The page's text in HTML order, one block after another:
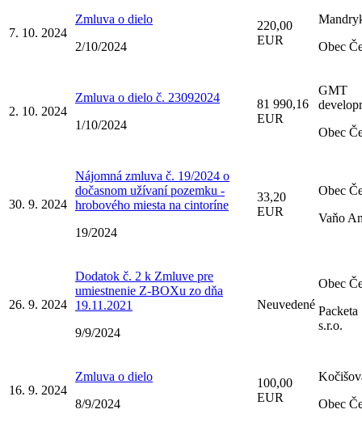
7. 10. 2024
Zmluva o dielo
2/10/2024
220,00
EUR
Obec
2. 10. 2024
Zmluva o dielo č. 23092024
1/10/2024
81 990,16
EUR
GMT
Obec
30. 9. 2024
Nájomná zmluva č. 19/2024 o
dočasnom užívaní pozemku -
hrobového miesta na cintoríne
19/2024
33,20
EUR
Obec
Vaňo
26. 9. 2024
Dodatok č. 2 k Zmluve pre
umiestnenie Z-BOXu zo dňa
19.11.2021
9/9/2024
Neuvedené
Obec
s.r.o.
16. 9. 2024
Zmluva o dielo
8/9/2024
100,00
EUR
Obec